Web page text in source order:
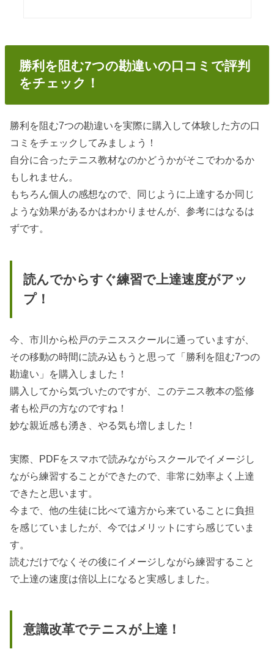
勝利を阻む7つの勘違いの口コミで評判
をチェック！
勝利を阻む7つの勘違いを実際に購入して体験した方の口
コミをチェックしてみましょう！
自分に合ったテニス教材なのかどうかがそこでわかるか
もしれません。
もちろん個人の感想なので、同じように上達するか同じ
ような効果があるかはわかりませんが、参考にはなるは
ずです。
読んでからすぐ練習で上達速度がアッ
プ！
今、市川から松戸のテニススクールに通っていますが、
その移動の時間に読み込もうと思って「勝利を阻む7つの
勘違い」を購入しました！
購入してから気づいたのですが、このテニス教本の監修
者も松戸の方なのですね！
妙な親近感も湧き、やる気も増しました！
実際、PDFをスマホで読みながらスクールでイメージし
ながら練習することができたので、非常に効率よく上達
できたと思います。
今まで、他の生徒に比べて遠方から来ていることに負担
を感じていましたが、今ではメリットにすら感じていま
す。
読むだけでなくその後にイメージしながら練習すること
で上達の速度は倍以上になると実感しました。
意識改革でテニスが上達！